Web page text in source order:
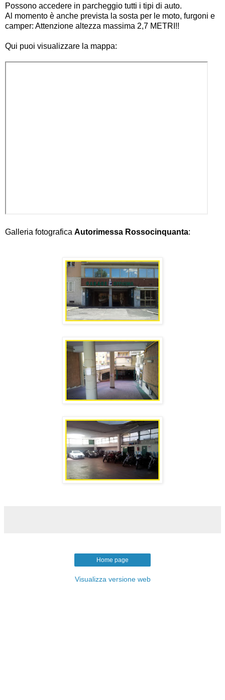
Possono accedere in parcheggio tutti i tipi di auto.
Al momento è anche prevista la sosta per le moto, furgoni e
camper: Attenzione altezza massima 2,7 METRI!!
Qui puoi visualizzare la mappa:
Galleria fotografica Autorimessa Rossocinquanta:
Home page
Visualizza versione web